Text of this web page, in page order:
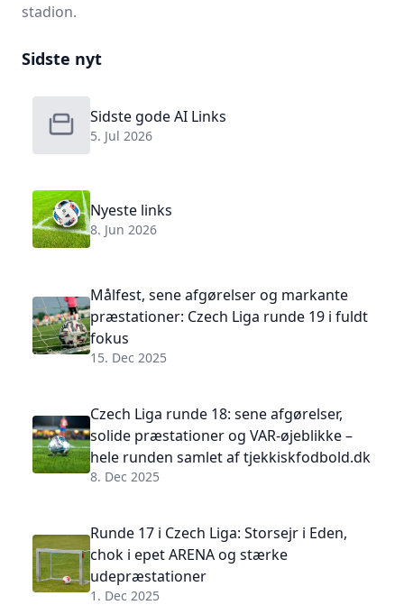
stadion.
Sidste nyt
Sidste gode AI Links
5. Jul 2026
Nyeste links
8. Jun 2026
Målfest, sene afgørelser og markante
præstationer: Czech Liga runde 19 i fuldt
fokus
15. Dec 2025
Czech Liga runde 18: sene afgørelser,
solide præstationer og VAR-øjeblikke –
hele runden samlet af tjekkiskfodbold.dk
8. Dec 2025
Runde 17 i Czech Liga: Storsejr i Eden,
chok i epet ARENA og stærke
udepræstationer
1. Dec 2025